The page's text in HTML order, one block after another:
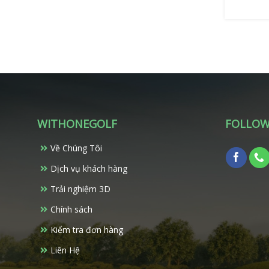
WITHONEGOLF
Về Chúng Tôi
Dịch vụ khách hàng
Trải nghiệm 3D
Chính sách
Kiểm tra đơn hàng
Liên Hệ